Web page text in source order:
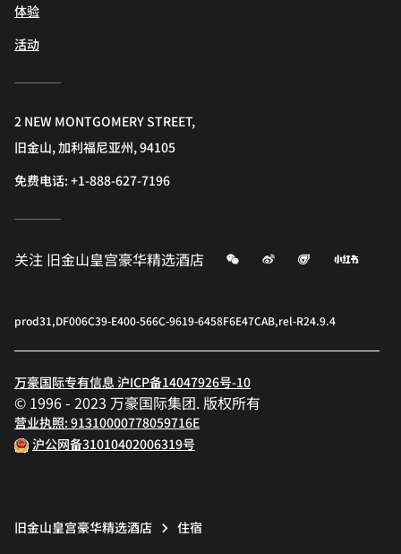
体验
活动
2 NEW MONTGOMERY STREET,
旧金山, 加利福尼亚州, 94105
免费电话:+1-888-627-7196
关注 旧金山皇宫豪华精选酒店 微信 微博 飞猪 小红书
prod31,DF006C39-E400-566C-9619-6458F6E47CAB,rel-R24.9.4
万豪国际专有信息 沪ICP备14047926号-10
© 1996 - 2023 万豪国际集团. 版权所有
营业执照: 91310000778059716E
沪公网备31010402006319号
旧金山皇宫豪华精选酒店 住宿